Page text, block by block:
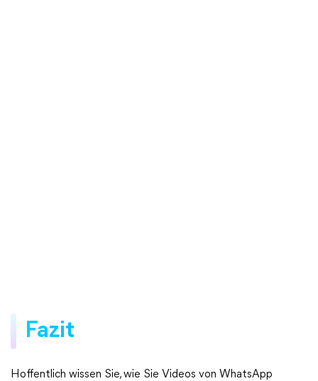
Fazit
Hoffentlich wissen Sie, wie Sie Videos von WhatsApp